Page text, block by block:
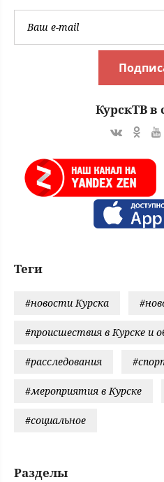
КурскТВ в
Теги
#новости Курска
#происшествия в Курске и
#расследования
#мероприятия в Курске
#социальное
Разделы